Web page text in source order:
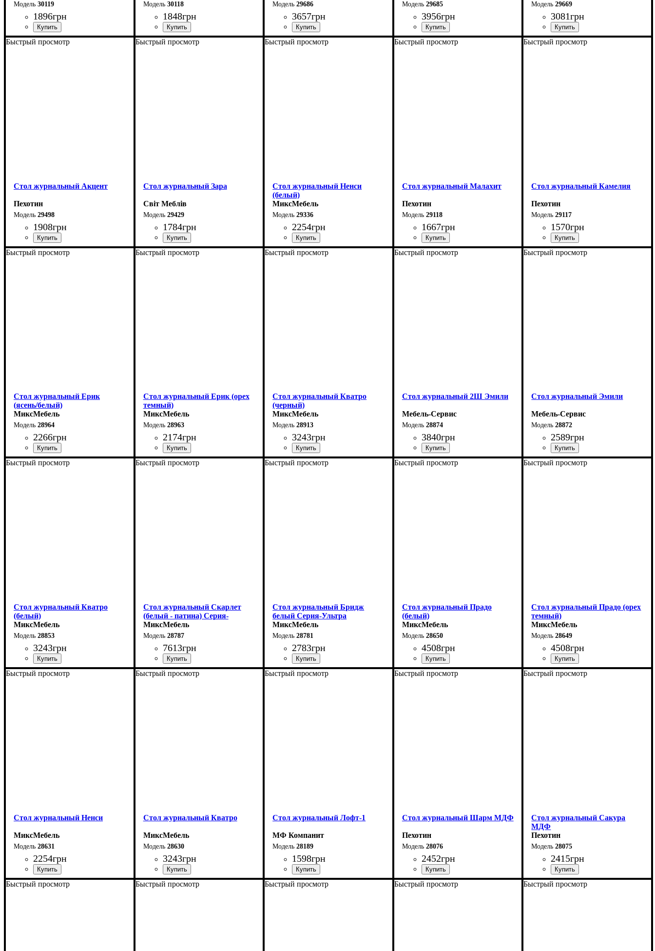
30119
1896грн
30118
1848грн
29686
3657грн
29685
3956грн
29669
3081грн
Быстрый просмотр
Стол журнальный Акцент
Пехотин
29498
1908грн
Быстрый просмотр
Стол журнальный Зара
Світ Меблів
29429
1784грн
Быстрый просмотр
Стол журнальный Ненси
(белый)
МиксМебель
29336
2254грн
Быстрый просмотр
Стол журнальный Малахит
Пехотин
29118
1667грн
Быстрый просмотр
Стол журнальный Камелия
Пехотин
29117
1570грн
Быстрый просмотр
Стол журнальный Ерик
(ясень/белый)
МиксМебель
28964
2266грн
Быстрый просмотр
Стол журнальный Ерик (орех
темный)
МиксМебель
28963
2174грн
Быстрый просмотр
Стол журнальный Кватро
(черный)
МиксМебель
28913
3243грн
Быстрый просмотр
Стол журнальный 2Ш Эмили
Мебель-Сервис
28874
3840грн
Быстрый просмотр
Стол журнальный Эмили
Мебель-Сервис
28872
2589грн
Быстрый просмотр
Стол журнальный Кватро
(белый)
МиксМебель
28853
3243грн
Быстрый просмотр
Стол журнальный Скарлет
(белый - патина) Серия-
Палермо
МиксМебель
28787
7613грн
Быстрый просмотр
Стол журнальный Бридж
белый Серия-Ультра
МиксМебель
28781
2783грн
Быстрый просмотр
Стол журнальный Прадо
(белый)
МиксМебель
28650
4508грн
Быстрый просмотр
Стол журнальный Прадо (орех
темный)
МиксМебель
28649
4508грн
Быстрый просмотр
Стол журнальный Ненси
МиксМебель
28631
2254грн
Быстрый просмотр
Стол журнальный Кватро
МиксМебель
28630
3243грн
Быстрый просмотр
Стол журнальный Лофт-1
МФ Компанит
28189
1598грн
Быстрый просмотр
Стол журнальный Шарм МДФ
Пехотин
28076
2452грн
Быстрый просмотр
Стол журнальный Сакура
МДФ
Пехотин
28075
2415грн
Быстрый просмотр Быстрый просмотр Быстрый просмотр Быстрый просмотр Быстрый просмотр